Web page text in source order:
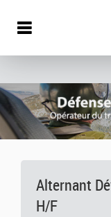
Alternant
H/F